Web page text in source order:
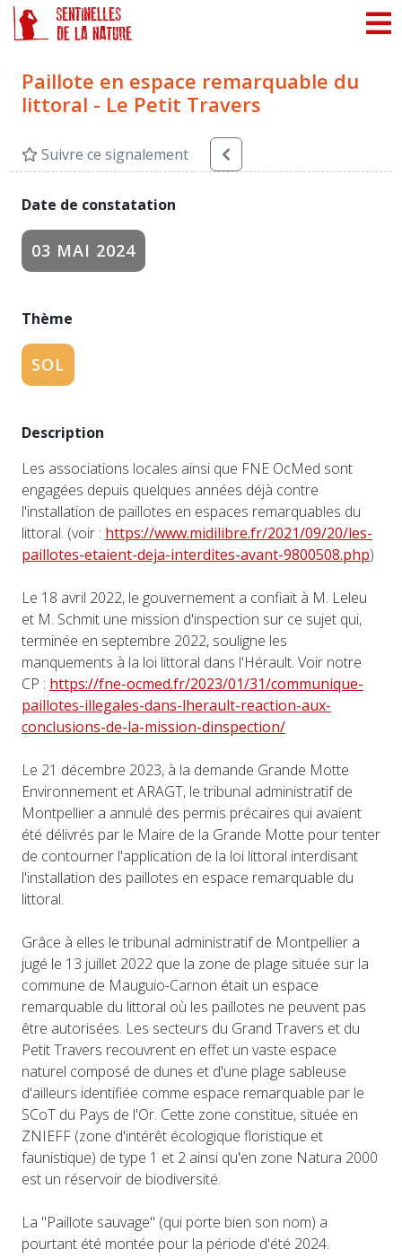
Paillote en espace remarquable du
littoral - Le Petit Travers
Suivre ce signalement
Date de constatation
03 MAI 2024
Thème
SOL
Description
Les associations locales ainsi que FNE OcMed sont
engagées depuis quelques années déjà contre
l'installation de paillotes en espaces remarquables du
littoral. (voir : https://www.midilibre.fr/2021/09/20/les-
paillotes-etaient-deja-interdites-avant-9800508.php)
Le 18 avril 2022, le gouvernement a confiait à M. Leleu
et M. Schmit une mission d'inspection sur ce sujet qui,
terminée en septembre 2022, souligne les
manquements à la loi littoral dans l'Hérault. Voir notre
CP : https://fne-ocmed.fr/2023/01/31/communique-
paillotes-illegales-dans-lherault-reaction-aux-
conclusions-de-la-mission-dinspection/
Le 21 décembre 2023, à la demande Grande Motte
Environnement et ARAGT, le tribunal administratif de
Montpellier a annulé des permis précaires qui avaient
été délivrés par le Maire de la Grande Motte pour tenter
de contourner l'application de la loi littoral interdisant
l'installation des paillotes en espace remarquable du
littoral.
Grâce à elles le tribunal administratif de Montpellier a
jugé le 13 juillet 2022 que la zone de plage située sur la
commune de Mauguio-Carnon était un espace
remarquable du littoral où les paillotes ne peuvent pas
être autorisées. Les secteurs du Grand Travers et du
Petit Travers recouvrent en effet un vaste espace
naturel composé de dunes et d'une plage sableuse
d'ailleurs identifiée comme espace remarquable par le
SCoT du Pays de l'Or. Cette zone constitue, située en
ZNIEFF (zone d'intérêt écologique floristique et
faunistique) de type 1 et 2 ainsi qu'en zone Natura 2000
est un réservoir de biodiversité.
La "Paillote sauvage" (qui porte bien son nom) a
pourtant été montée pour la période d'été 2024.
Panneau de gestion des cookies